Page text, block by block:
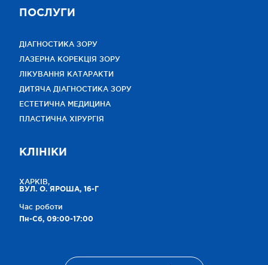
ПОСЛУГИ
ДІАГНОСТИКА ЗОРУ
ЛАЗЕРНА КОРЕКЦІЯ ЗОРУ
ЛІКУВАННЯ КАТАРАКТИ
ДИТЯЧА ДІАГНОСТИКА ЗОРУ
ЕСТЕТИЧНА МЕДИЦИНА
ПЛАСТИЧНА ХІРУРГІЯ
КЛІНІКИ
ХАРКІВ,
ВУЛ. О. ЯРОША, 16-Г
Час роботи
Пн-Сб, 09:00-17:00